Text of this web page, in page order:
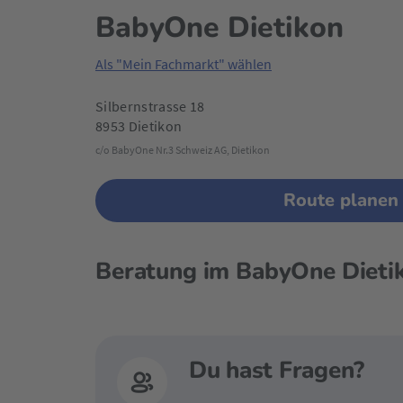
BabyOne Dietikon
Als "Mein Fachmarkt" wählen
Silbernstrasse 18
8953 Dietikon
c/o BabyOne Nr.3 Schweiz AG, Dietikon
Route planen
Beratung im BabyOne
Du hast Fragen?